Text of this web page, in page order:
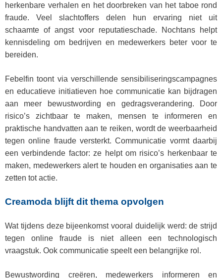
herkenbare verhalen en het doorbreken van het taboe rond
fraude. Veel slachtoffers delen hun ervaring niet uit
schaamte of angst voor reputatieschade. Nochtans helpt
kennisdeling om bedrijven en medewerkers beter voor te
bereiden.
Febelfin toont via verschillende sensibiliseringscampagnes
en educatieve initiatieven hoe communicatie kan bijdragen
aan meer bewustwording en gedragsverandering.
Door
risico’s zichtbaar te maken, mensen te informeren en
praktische handvatten aan te reiken, wordt de weerbaarheid
tegen online fraude versterkt.Communicatie vormt daarbij
een verbindende factor: ze helpt om risico’s herkenbaar te
maken, medewerkers alert te houden en organisaties aan te
zetten tot actie.
Creamoda blijft dit thema opvolgen
Wat tijdens deze bijeenkomst vooral duidelijk werd: de strijd
tegen online fraude is niet alleen een technologisch
vraagstuk. Ook communicatie speelt een belangrijke rol.
Bewustwording creëren, medewerkers informeren en